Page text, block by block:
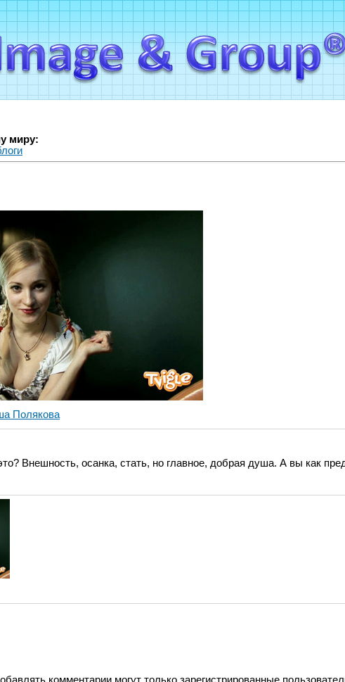
миру:
Полякова
Внешность, осанка, стать, но главное, добрая душа. А вы как